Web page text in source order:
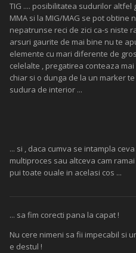
TIG .... posibilitatea sudurilor
MMA si la MIG/MAG se pot obtine
nepatrunse reci de zici ca-s niste
arsuri gaurite de mai bine nu te
elemente cu mari diferente de
celelalte , pregatirea conteaza
chiar si o dunga de la un marker
sudura de interior ...
... si , daca cumva se intampla
multiproces sau altceva cam
pui toate ouale in acelasi cos ...
... sa fim corecti pana la capat !
Nu cere nimeni sa fii impecabil si
e destul !